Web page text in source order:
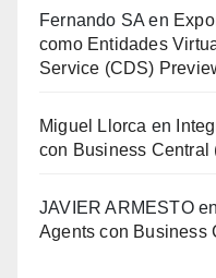
Fernando SA en
como Entidades
Service (CDS)
Miguel Llorca en
con Business Central
JAVIER ARMESTOen
Agents con Business